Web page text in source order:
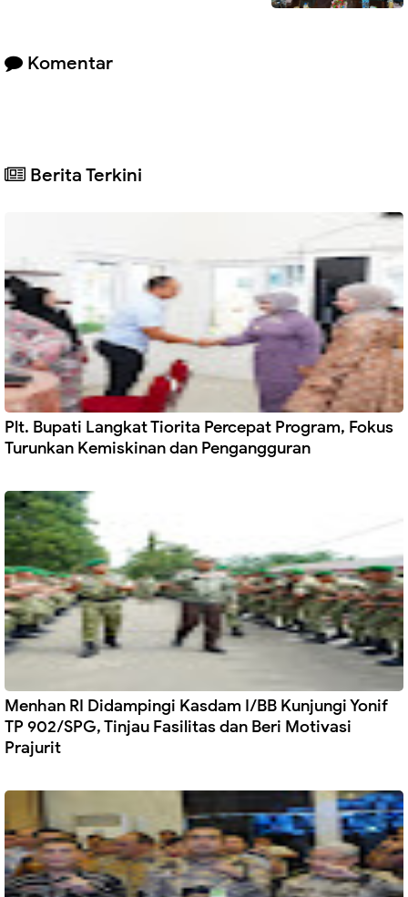
Komentar
Berita Terkini
Plt. Bupati Langkat Tiorita Percepat Program, Fokus
Turunkan Kemiskinan dan Pengangguran
Menhan RI Didampingi Kasdam I/BB Kunjungi Yonif
TP 902/SPG, Tinjau Fasilitas dan Beri Motivasi
Prajurit